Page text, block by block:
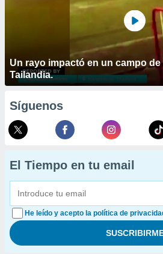
Un rayo impactó en un campo
Tailandia.
Síguenos
El Tiempo en tu email
He leído y acepto la política de